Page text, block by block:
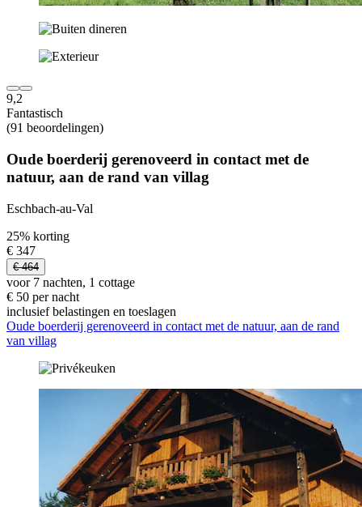
9,2
Fantastisch
(91 beoordelingen)
Oude boerderij gerenoveerd in contact met de
natuur, aan de rand van villag
Eschbach-au-Val
25% korting
€ 347
€ 464
voor 7 nachten, 1 cottage
€ 50 per nacht
inclusief belastingen en toeslagen
Oude boerderij gerenoveerd in contact met de natuur, aan de rand
van villag